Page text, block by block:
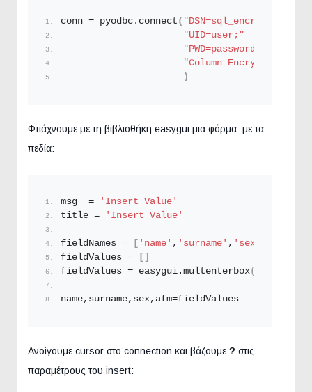
conn = pyodbc. connect ( "DSN=sql_encrypt;"
"UID=user;"
"PWD=password;"
"Column Encryption
)
Φτιάχνουμε με τη βιβλιοθήκη easygui μια φόρμα με τα
πεδία:
msg  =
'Insert Value'
title =
'Insert Value'
fieldNames = [ 'name' , 'surname' , 'sex'
fieldValues =
[]
fieldValues = easygui. multenterbox(
name,surname,sex,afm=fieldValues
Ανοίγουμε cursor στο connection και βάζουμε ? στις
παραμέτρους του insert: